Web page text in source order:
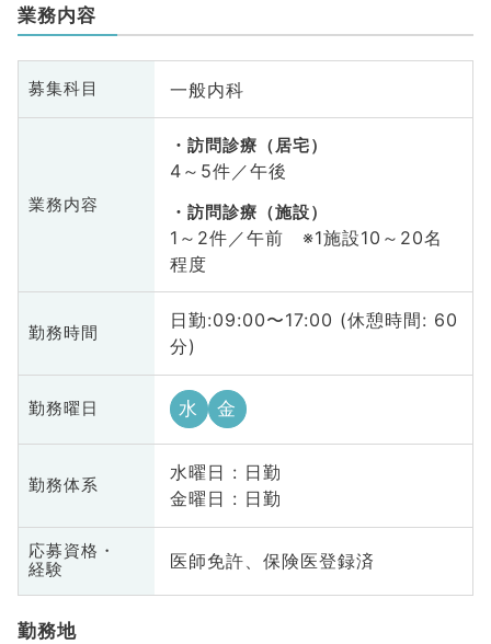
業務内容
募集科目 一般内科
業務内容
訪問診療（居宅）
4～5件／午後
訪問診療（施設）
1～2件／午前 ※1施設10～20名
程度
勤務時間
日勤:09:00〜17:00 (休憩時間: 60
分)
勤務曜日 水 金
勤務体系
水曜日 : 日勤
金曜日 : 日勤
応募資格・
経験
医師免許、保険医登録済
勤務地